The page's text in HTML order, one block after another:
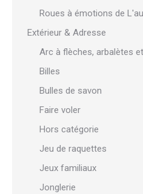
Roues à émotions de
Extérieur & Adresse
Arc à flèches, arbalètes
Billes
Bulles de savon
Faire voler
Hors catégorie
Jeu de raquettes
Jeux familiaux
Jonglerie